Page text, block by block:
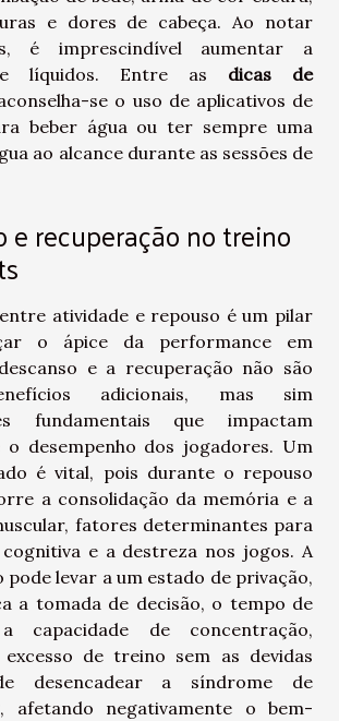
e dores de cabeça. Ao notar
é imprescindível aumentar a
líquidos. Entre as dicas de
se o uso de aplicativos de
beber água ou ter sempre uma
ao alcance durante as sessões de
e recuperação no treino
atividade e repouso é um pilar
o ápice da performance em
e a recuperação não são
adicionais, mas sim
fundamentais que impactam
o desempenho dos jogadores. Um
é vital, pois durante o repouso
a consolidação da memória e a
fatores determinantes para
cognitiva e a destreza nos jogos. A
pode levar a um estado de privação,
a tomada de decisão, o tempo de
capacidade de concentração,
de treino sem as devidas
desencadear a síndrome de
afetando negativamente o bem-